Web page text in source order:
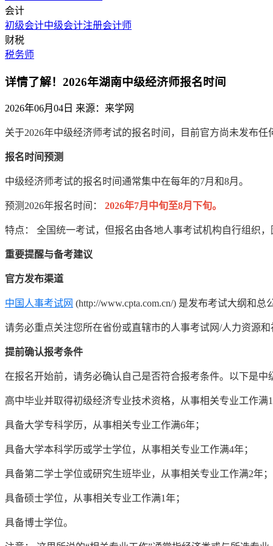
会计
初级会计中级会计注册会计师
财税
税务师
详情了解！2026年湖南中级经济师报名时间
2026年06月04日 来源：来学网
关于2026年中级经济师考试的报名时间，目前官方尚未发布
报名时间预测
中级经济师考试的报名时间通常集中在每年的7月和8月。
预测2026年报名时间： 2026年7月中旬至8月下旬。
特点： 全国统一考试，但报名由各地人事考试机构自行组织
重要提醒与备考建议
官方发布渠道
中国人事考试网 (http://www.cpta.com.cn/) 是发布考试大纲和总
请务必重点关注您所在省份或直辖市的人事考试网/人力资源
提前确认报考条件
在报名开始前，请务必确认自己是否符合报考条件。以下是
高中毕业并取得初级经济专业技术资格，从事相关专业工作满
具备大学专科学历，从事相关专业工作满6年；
具备大学本科学历或学士学位，从事相关专业工作满4年；
具备第二学士学位或研究生班毕业，从事相关专业工作满2年；
具备硕士学位，从事相关专业工作满1年；
具备博士学位。